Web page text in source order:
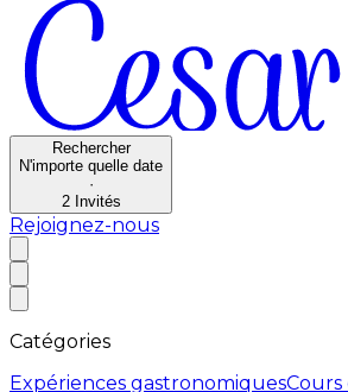
Rechercher
N'importe quelle date
·
2 Invités
Rejoignez-nous
Catégories
Expériences gastronomiquesCours